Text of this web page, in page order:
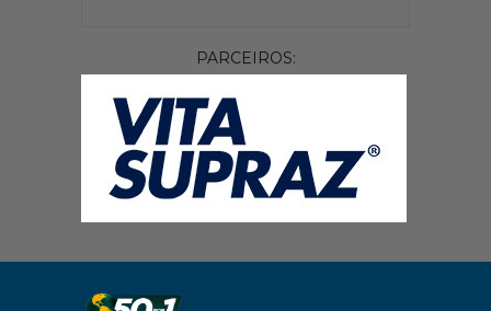
PARCEIROS: